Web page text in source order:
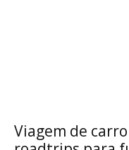
Viagem de